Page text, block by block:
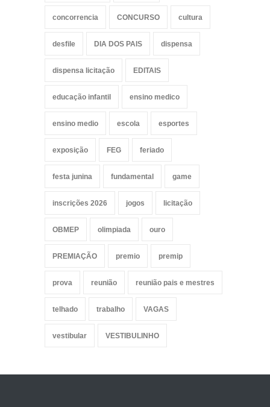
concorrencia CONCURSO cultura
desfile DIA DOS PAIS dispensa
dispensa licitação EDITAIS
educação infantil ensino medico
ensino medio escola esportes
exposição FEG feriado
festa junina fundamental game
inscrições 2026 jogos licitação
OBMEP olimpiada ouro
PREMIAÇÃO premio premip
prova reunião reunião pais e mestres
telhado trabalho VAGAS
vestibular VESTIBULINHO